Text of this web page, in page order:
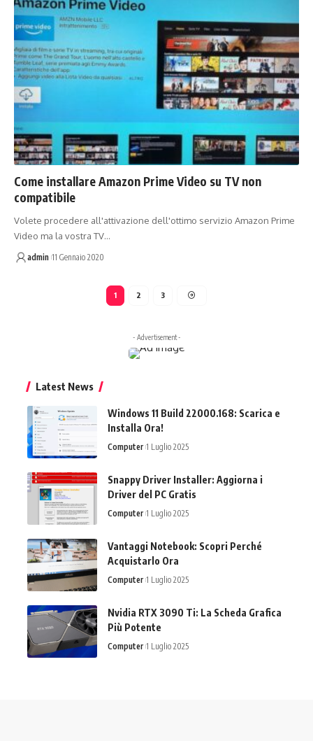
Come installare Amazon Prime Video su TV non
compatibile
Volete procedere all'attivazione dell'ottimo servizio Amazon Prime
Video ma la vostra TV…
admin 11 Gennaio 2020
1 2 3
- Advertisement -
Latest News
Windows 11 Build 22000.168: Scarica e
Installa Ora!
Computer 1 Luglio 2025
Snappy Driver Installer: Aggiorna i
Driver del PC Gratis
Computer 1 Luglio 2025
Vantaggi Notebook: Scopri Perché
Acquistarlo Ora
Computer 1 Luglio 2025
Nvidia RTX 3090 Ti: La Scheda Grafica
Più Potente
Computer 1 Luglio 2025